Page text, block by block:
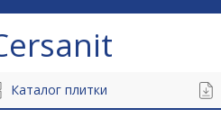
Каталог плитки